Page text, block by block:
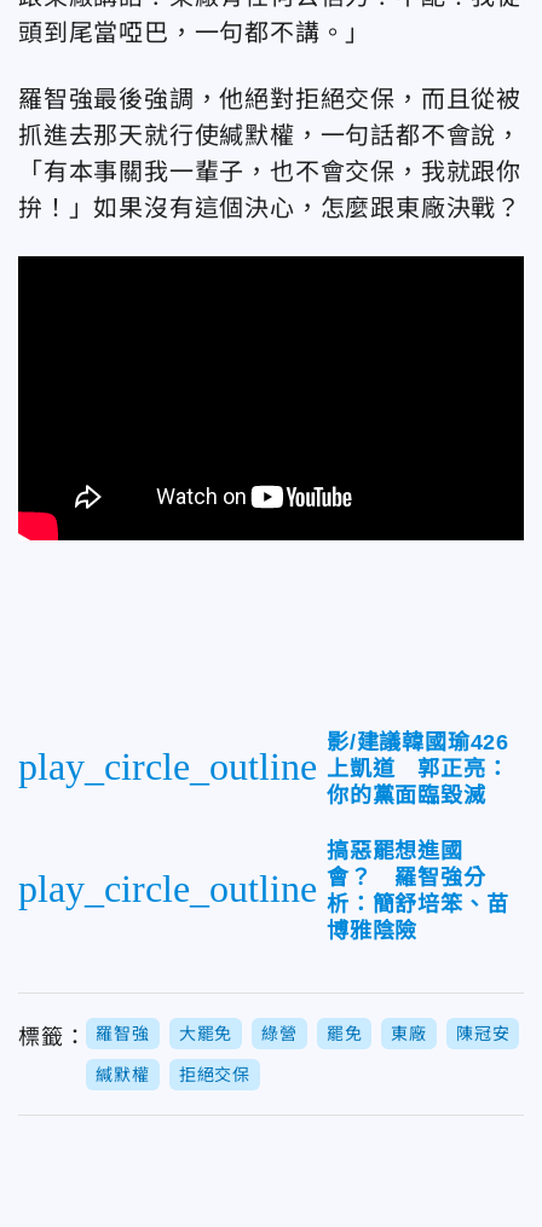
頭到尾當啞巴，一句都不講。」
羅智強最後強調，他絕對拒絕交保，而且從被
抓進去那天就行使緘默權，一句話都不會說，
「有本事關我一輩子，也不會交保，我就跟你
拚！」如果沒有這個決心，怎麼跟東廠決戰？
play_circle_outline
影/建議韓國瑜426
上凱道 郭正亮：
你的黨面臨毀滅
play_circle_outline
搞惡罷想進國
會？ 羅智強分
析：簡舒培笨、苗
博雅陰險
標籤： 羅智強 大罷免 綠營 罷免 東廠 陳冠安
緘默權 拒絕交保